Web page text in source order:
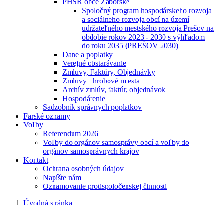
PHSR obce Záborské
Spoločný program hospodárskeho rozvoja
a sociálneho rozvoja obcí na území
udržateľného mestského rozvoja Prešov na
obdobie rokov 2023 - 2030 s výhľadom
do roku 2035 (PREŠOV 2030)
Dane a poplatky
Verejné obstarávanie
Zmluvy, Faktúry, Objednávky
Zmluvy - hrobové miesta
Archív zmlúv, faktúr, objednávok
Hospodárenie
Sadzobník správnych poplatkov
Farské oznamy
Voľby
Referendum 2026
Voľby do orgánov samosprávy obcí a voľby do
orgánov samosprávnych krajov
Kontakt
Ochrana osobných údajov
Napíšte nám
Oznamovanie protispoločenskej činnosti
Úvodná stránka